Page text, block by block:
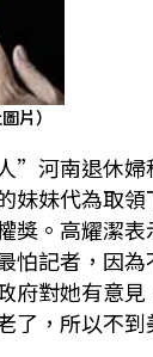
片）
”河南退休婦
妹妹代為取
獎。高耀潔表
怕記者，因
府對她有意
了，所以不到